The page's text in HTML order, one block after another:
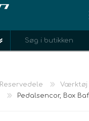
Reservedele
Værktøj
Pedalsencor, Box